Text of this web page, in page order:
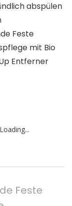
abspülen
Feste
mit Bio
Entferner
Feste